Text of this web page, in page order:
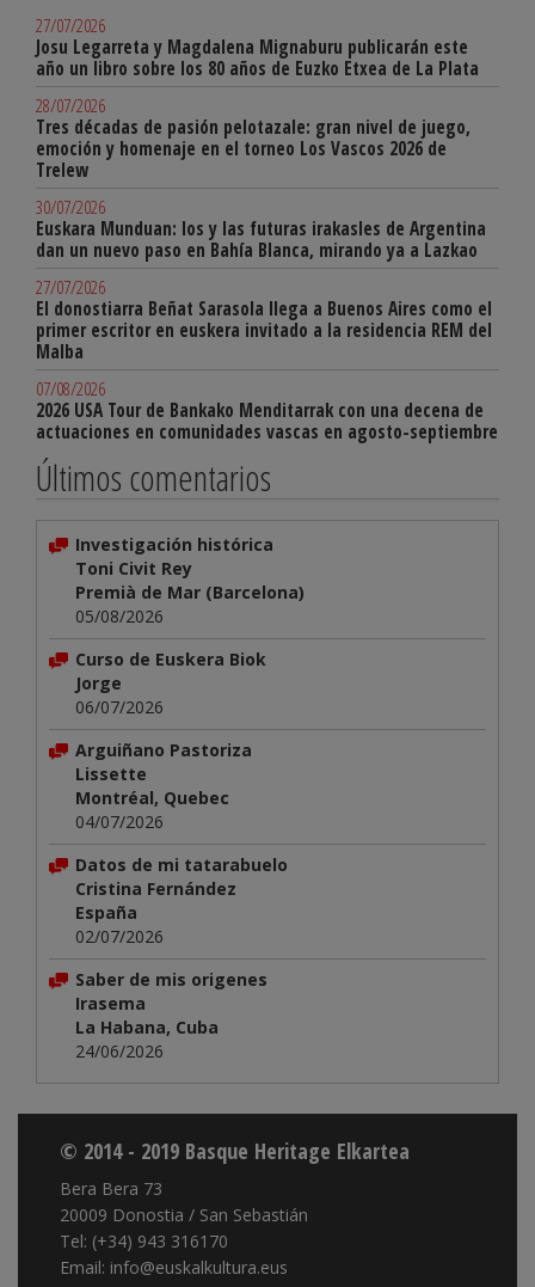
27/07/2026
Josu Legarreta y Magdalena Mignaburu publicarán este
año un libro sobre los 80 años de Euzko Etxea de La Plata
28/07/2026
Tres décadas de pasión pelotazale: gran nivel de juego,
emoción y homenaje en el torneo Los Vascos 2026 de
Trelew
30/07/2026
Euskara Munduan: los y las futuras irakasles de Argentina
dan un nuevo paso en Bahía Blanca, mirando ya a Lazkao
27/07/2026
El donostiarra Beñat Sarasola llega a Buenos Aires como el
primer escritor en euskera invitado a la residencia REM del
Malba
07/08/2026
2026 USA Tour de Bankako Menditarrak con una decena de
actuaciones en comunidades vascas en agosto-septiembre
Últimos comentarios
Investigación histórica
Toni Civit Rey
Premià de Mar (Barcelona)
05/08/2026
Curso de Euskera Biok
Jorge
06/07/2026
Arguiñano Pastoriza
Lissette
Montréal, Quebec
04/07/2026
Datos de mi tatarabuelo
Cristina Fernández
España
02/07/2026
Saber de mis origenes
Irasema
La Habana, Cuba
24/06/2026
© 2014 - 2019 Basque Heritage Elkartea
Bera Bera 73
20009 Donostia / San Sebastián
Tel: (+34) 943 316170
Email: info@euskalkultura.eus